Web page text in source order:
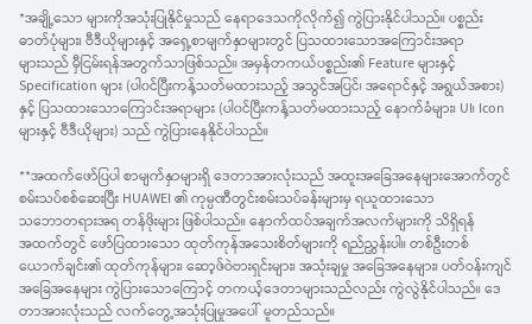
*အချို့သော များကိုအသုံးပြုနိုင်မှုသည် နေရာဒေသကိုလိုက်၍ ကွဲပြားနိုင်ပါသည်။ ပစ္စည်း
ဓာတ်ပုံများ၊ ဗီဒီယိုများနှင့် အရှေ့စာမျက်နှာများတွင် ပြသထားသောအကြောင်းအရာ
များသည် မှီငြမ်းရန်အတွက်သာဖြစ်သည်။ အမှန်တကယ်ပစ္စည်း၏ Feature များနှင့်
Specification များ (ပါ၀င်ပြီးကန့်သတ်မထားသည့် အသွင်အပြင်၊ အရောင်နှင့် အရွယ်အစား)
နှင့် ပြသထားသောကြောင်းအရာများ (ပါ၀င်ပြီးကန့်သတ်မထားသည့် နောက်ခံများ၊ UI၊ Icon
များနှင့် ဗီဒီယိုများ) သည် ကွဲပြားနေနိုင်ပါသည်။
**အထက်ဖော်ပြပါ စာမျက်နှာများရှိ ဒေတာအားလုံးသည် အထူးအခြေအနေများအောက်တွင်
စမ်းသပ်စစ်ဆေးပြီး HUAWEI ၏ ကုမ္ပဏီတွင်းစမ်းသပ်ခန်းများမှ ရယူထားသော
သဘောတရားအရ တန်ဖိုးများ ဖြစ်ပါသည်။ နောက်ထပ်အချက်အလက်များကို သိရှိရန်
အထက်တွင် ဖော်ပြထားသော ထုတ်ကုန်အသေးစိတ်များကို ရည်ညွှန်းပါ။ တစ်ဦးတစ်
ယောက်ချင်း၏ ထုတ်ကုန်များ၊ ဆော့ဖ်ဝဲဗားရှင်းများ၊ အသုံးချမှု အခြေအနေများ၊ ပတ်ဝန်းကျင်
အခြေအနေများ ကွဲပြားသောကြောင့် တကယ့်ဒေတာများသည်လည်း ကွဲလွဲနိုင်ပါသည်။ ဒေ
တာအားလုံးသည် လက်တွေ့အသုံးပြုမှုအပေါ် မူတည်သည်။